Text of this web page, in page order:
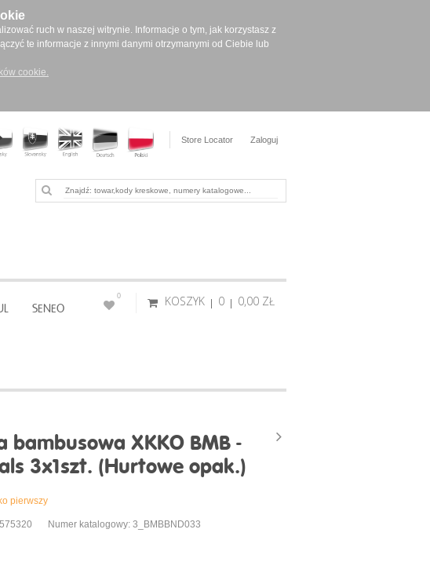
ruch w naszej witrynie. Informacje o tym, jak korzystasz z
te informacje z innymi danymi otrzymanymi od Ciebie lub
cookie.
Store Locator Zaloguj
SENEO KOSZYK 0 0,00 ‎ZŁ
0
bambusowa XKKO BMB -
3x1szt. (Hurtowe opak.)
pierwszy
Numer katalogowy: 3_BMBBND033